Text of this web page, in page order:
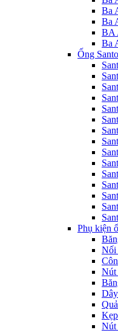
Ba
Ba
BA
Ba
Ống Santo
Phụ kiện
Nối
Nút
Nút